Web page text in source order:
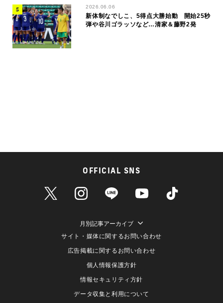
2026.06.06
新体制なでしこ、5得点大勝始動 開始25秒
弾や谷川ゴラッソなど…清家＆藤野2発
OFFICIAL SNS
月別記事アーカイブ
サイト・媒体に関するお問い合わせ
広告掲載に関するお問い合わせ
個人情報保護方針
情報セキュリティ方針
データ収集と利用について